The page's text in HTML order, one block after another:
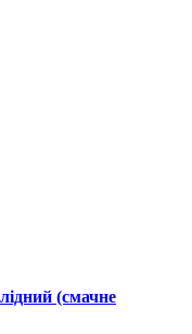
(смачне